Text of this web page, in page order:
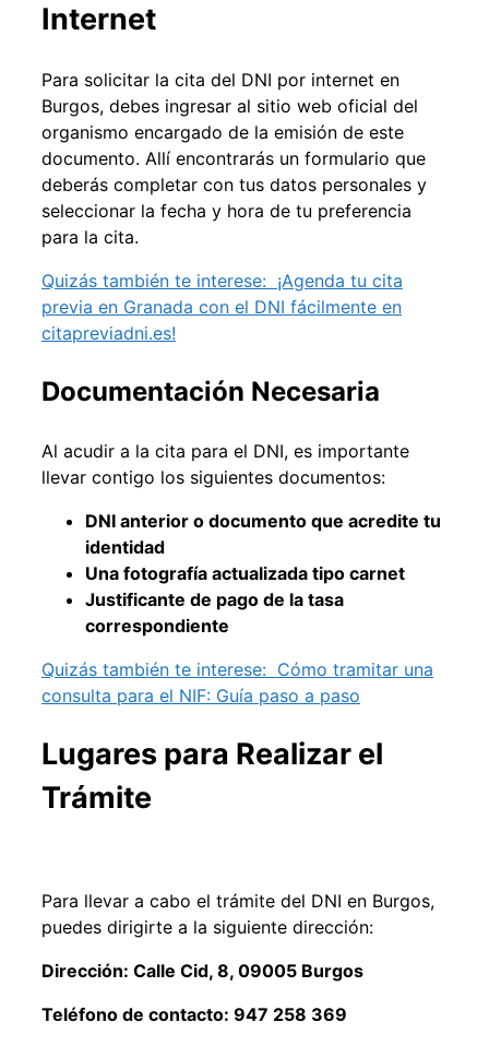
Internet
Para solicitar la cita del DNI por internet en
Burgos, debes ingresar al sitio web oficial del
organismo encargado de la emisión de este
documento. Allí encontrarás un formulario que
deberás completar con tus datos personales y
seleccionar la fecha y hora de tu preferencia
para la cita.
Quizás también te interese: ¡Agenda tu cita
previa en Granada con el DNI fácilmente en
citapreviadni.es!
Documentación Necesaria
Al acudir a la cita para el DNI, es importante
llevar contigo los siguientes documentos:
DNI anterior o documento que acredite tu
identidad
Una fotografía actualizada tipo carnet
Justificante de pago de la tasa
correspondiente
Quizás también te interese: Cómo tramitar una
consulta para el NIF: Guía paso a paso
Lugares para Realizar el
Trámite
Para llevar a cabo el trámite del DNI en Burgos,
puedes dirigirte a la siguiente dirección:
Dirección: Calle Cid, 8, 09005 Burgos
Teléfono de contacto: 947 258 369